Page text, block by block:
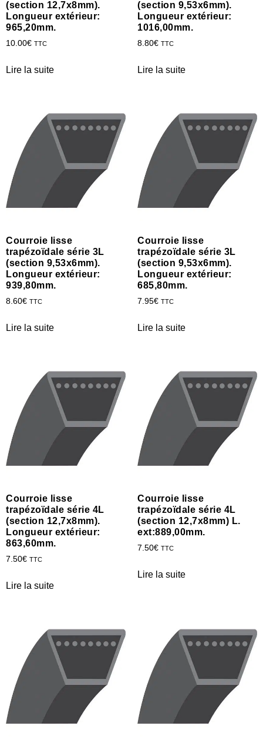
(section 12,7x8mm).
Longueur extérieur:
965,20mm.
10.00€ TTC
Lire la suite
(section 9,53x6mm).
Longueur extérieur:
1016,00mm.
8.80€ TTC
Lire la suite
Courroie lisse
trapézoïdale série 3L
(section 9,53x6mm).
Longueur extérieur:
939,80mm.
8.60€ TTC
Lire la suite
Courroie lisse
trapézoïdale série 3L
(section 9,53x6mm).
Longueur extérieur:
685,80mm.
7.95€ TTC
Lire la suite
Courroie lisse
trapézoïdale série 4L
(section 12,7x8mm).
Longueur extérieur:
863,60mm.
7.50€ TTC
Lire la suite
Courroie lisse
trapézoïdale série 4L
(section 12,7x8mm) L.
ext:889,00mm.
7.50€ TTC
Lire la suite